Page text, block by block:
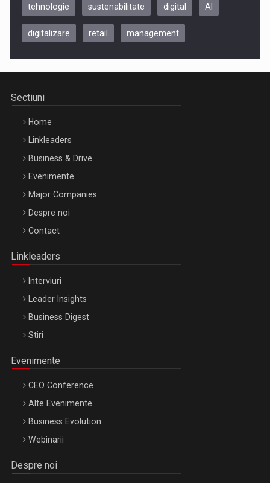
Be Inspired. Make it Happen!, CLUJ, 9 Decembrie
Be Inspired. Make it Happen!, ARTEMIS LETO, ORADEA, 8
Octombrie
tehnologie sustenabilitate digital AI
digitalizare retail management
Sectiuni
Home
Linkleaders
Business & Drive
Evenimente
Major Companies
Despre noi
Contact
Linkleaders
Interviuri
Leader Insights
Business Digest
Stiri
Evenimente
CEO Conference
Alte Evenimente
Business Evolution
Webinarii
Despre noi